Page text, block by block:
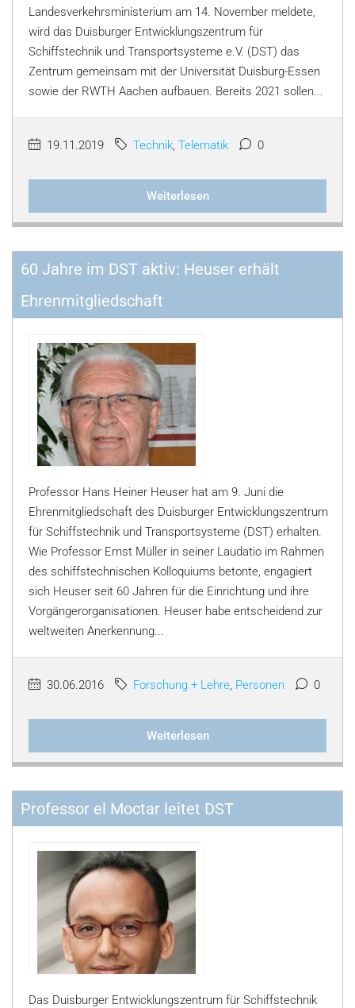
Landesverkehrsministerium am 14. November meldete,
wird das Duisburger Entwicklungszentrum für
Schiffstechnik und Transportsysteme e.V. (DST) das
Zentrum gemeinsam mit der Universität Duisburg-Essen
sowie der RWTH Aachen aufbauen. Bereits 2021 sollen...
19.11.2019 Technik, Telematik 0
Weiterlesen
60 Jahre im DST aktiv: Heuser erhält
Ehrenmitgliedschaft
Professor Hans Heiner Heuser hat am 9. Juni die
Ehrenmitgliedschaft des Duisburger Entwicklungszentrum
für Schiffstechnik und Transportsysteme (DST) erhalten.
Wie Professor Ernst Müller in seiner Laudatio im Rahmen
des schiffstechnischen Kolloquiums betonte, engagiert
sich Heuser seit 60 Jahren für die Einrichtung und ihre
Vorgängerorganisationen. Heuser habe entscheidend zur
weltweiten Anerkennung...
30.06.2016 Forschung + Lehre, Personen 0
Weiterlesen
Professor el Moctar leitet DST
Das Duisburger Entwicklungszentrum für Schiffstechnik